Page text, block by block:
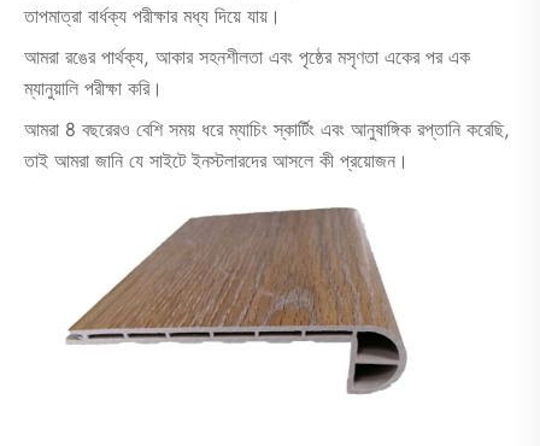
তাপমাত্রা বার্ধক্য পরীক্ষার মধ্য দিয়ে যায়।
আমরা রঙের পার্থক্য, আকার সহনশীলতা এবং পৃষ্ঠের মসৃণতা একের পর এক
ম্যানুয়ালি পরীক্ষা করি।
আমরা 8 বছরেরও বেশি সময় ধরে ম্যাচিং স্কার্টিং এবং আনুষাঙ্গিক রপ্তানি করেছি,
তাই আমরা জানি যে সাইটে ইনস্টলারদের আসলে কী প্রয়োজন।